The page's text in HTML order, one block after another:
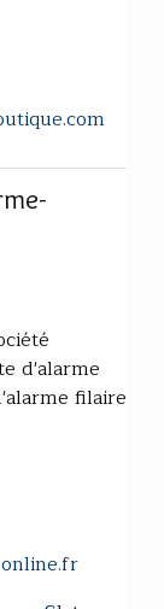
d'alarme
filaire